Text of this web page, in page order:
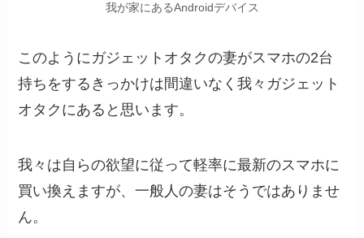
我が家にあるAndroidデバイス
このようにガジェットオタクの妻がスマホの2台
持ちをするきっかけは間違いなく我々ガジェット
オタクにあると思います。
我々は自らの欲望に従って軽率に最新のスマホに
買い換えますが、一般人の妻はそうではありませ
ん。